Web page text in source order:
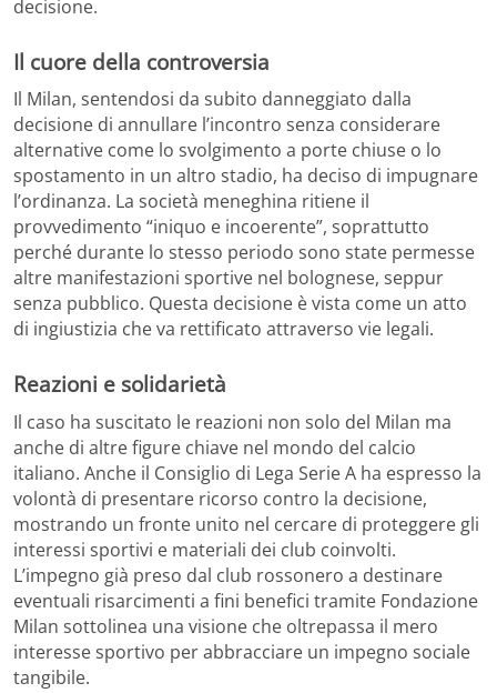
decisione.
Il cuore della controversia
Il Milan, sentendosi da subito danneggiato dalla
decisione di annullare l’incontro senza considerare
alternative come lo svolgimento a porte chiuse o lo
spostamento in un altro stadio, ha deciso di impugnare
l’ordinanza. La società meneghina ritiene il
provvedimento “iniquo e incoerente”, soprattutto
perché durante lo stesso periodo sono state permesse
altre manifestazioni sportive nel bolognese, seppur
senza pubblico. Questa decisione è vista come un atto
di ingiustizia che va rettificato attraverso vie legali.
Reazioni e solidarietà
Il caso ha suscitato le reazioni non solo del Milan ma
anche di altre figure chiave nel mondo del calcio
italiano. Anche il Consiglio di Lega Serie A ha espresso la
volontà di presentare ricorso contro la decisione,
mostrando un fronte unito nel cercare di proteggere gli
interessi sportivi e materiali dei club coinvolti.
L’impegno già preso dal club rossonero a destinare
eventuali risarcimenti a fini benefici tramite Fondazione
Milan sottolinea una visione che oltrepassa il mero
interesse sportivo per abbracciare un impegno sociale
tangibile.